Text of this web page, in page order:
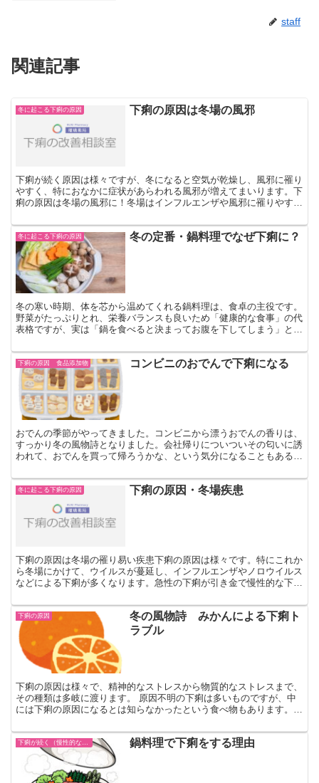
staff
関連記事
冬に起こる下痢の原因 下痢の原因は冬場の風邪
下痢が続く原因は様々ですが、冬になると空気が乾燥し、風邪に罹り
やすく、特におなかに症状があらわれる風邪が増えてまいります。下
痢の原因は冬場の風邪に！冬場はインフルエンザや風邪に罹りやす
冬に起こる下痢の原因 冬の定番・鍋料理でなぜ下痢に？
冬の寒い時期、体を芯から温めてくれる鍋料理は、食卓の主役です。
野菜がたっぷりとれ、栄養バランスも良いため「健康的な食事」の代
表格ですが、実は「鍋を食べると決まってお腹を下してしまう」とい
下痢の原因 食品添加物 コンビニのおでんで下痢になる
おでんの季節がやってきました。コンビニから漂うおでんの香りは、
すっかり冬の風物詩となりました。会社帰りについついその匂いに誘
われて、おでんを買って帰ろうかな、という気分になることもあるの
冬に起こる下痢の原因 下痢の原因・冬場疾患
下痢の原因は冬場の罹り易い疾患下痢の原因は様々です。特にこれか
ら冬場にかけて、ウイルスが蔓延し、インフルエンザやノロウイルス
などによる下痢が多くなります。急性の下痢が引き金で慢性的な下痢
下痢の原因
冬の風物詩 みかんによる下痢ト
ラブル
下痢の原因は様々で、精神的なストレスから物質的なストレスまで、
その種類は多岐に渡ります。 原因不明の下痢は多いものですが、中
には下痢の原因になるとは知らなかったという食べ物もあります。
下痢が続く（慢性的な下痢） 鍋料理で下痢をする理由